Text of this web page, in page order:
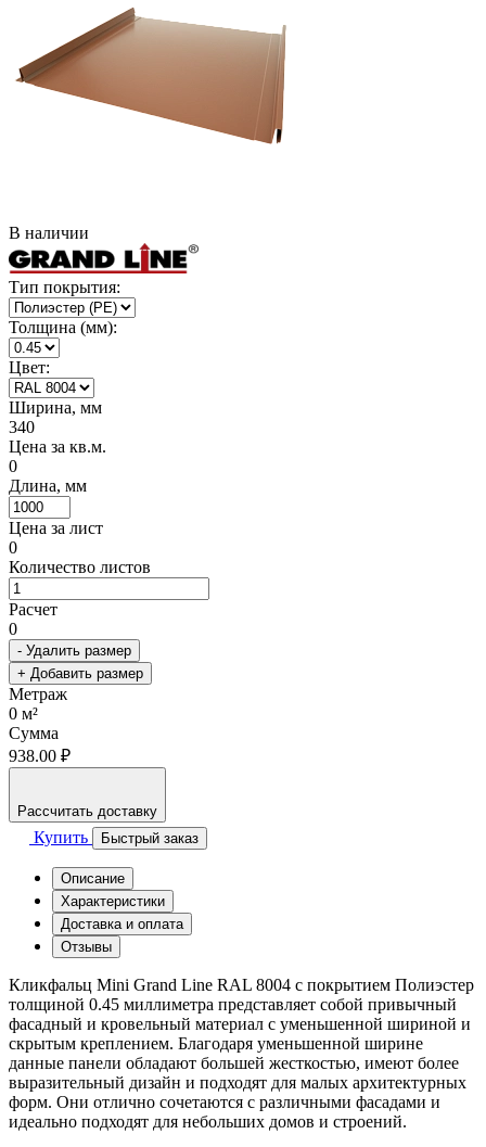
В наличии
Тип покрытия:
Толщина (мм):
Цвет:
Ширина, мм
340
Цена за кв.м.
0
Длина, мм
Цена за лист
0
Количество листов
Расчет
0
- Удалить размер
+ Добавить размер
Метраж
0 м²
Сумма
938.00 ₽
Рассчитать доставку
Купить Быстрый заказ
Описание
Характеристики
Доставка и оплата
Отзывы
Кликфальц Mini Grand Line RAL 8004 с покрытием Полиэстер
толщиной 0.45 миллиметра представляет собой привычный
фасадный и кровельный материал с уменьшенной шириной и
скрытым креплением. Благодаря уменьшенной ширине
данные панели обладают большей жесткостью, имеют более
выразительный дизайн и подходят для малых архитектурных
форм. Они отлично сочетаются с различными фасадами и
идеально подходят для небольших домов и строений.